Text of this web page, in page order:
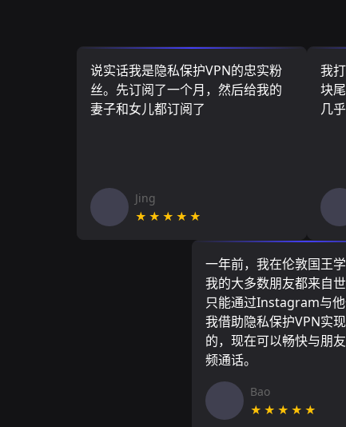
说实话我是隐私保护VPN的忠实粉
丝。先订阅了一个月，然后给我的
妻子和女儿都订阅了
Jing
★★★★★
我
块
几
一年前，我在伦敦国王学
我的大多数朋友都来自世
只能通过Instagram与他
我借助隐私保护VPN实
的，现在可以畅快与朋
频通话。
Bao
★★★★★